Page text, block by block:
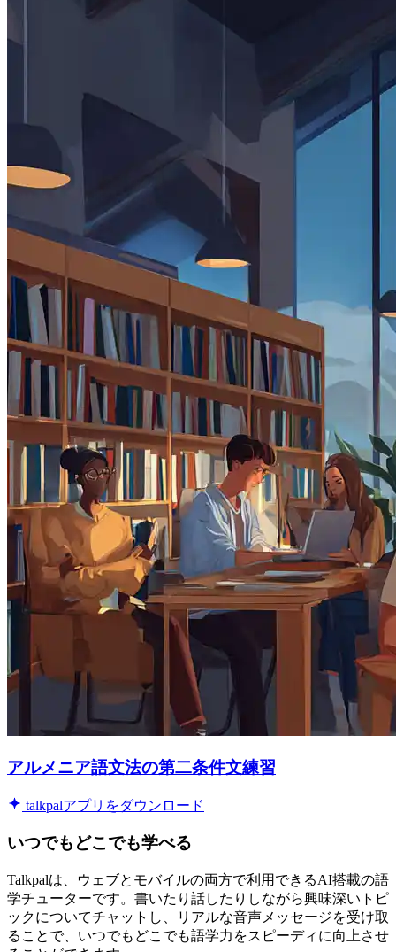
アルメニア語文法の第二条件文練習
talkpalアプリをダウンロード
いつでもどこでも学べる
Talkpalは、ウェブとモバイルの両方で利用できるAI搭載の語
学チューターです。書いたり話したりしながら興味深いトピ
ックについてチャットし、リアルな音声メッセージを受け取
ることで、いつでもどこでも語学力をスピーディに向上させ